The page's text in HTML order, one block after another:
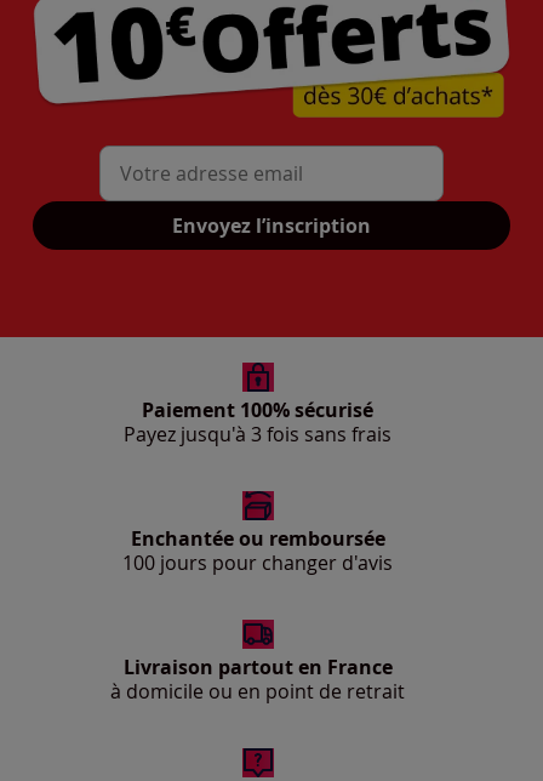
Mon adresse mail
Envoyez l’inscription
Paiement 100% sécurisé
Payez jusqu'à 3 fois sans frais
Enchantée ou remboursée
100 jours pour changer d'avis
Livraison partout en France
à domicile ou en point de retrait